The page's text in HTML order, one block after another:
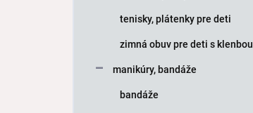
tenisky, plátenky pre deti
zimná obuv pre deti s klenbou
manikúry, bandáže
bandáže